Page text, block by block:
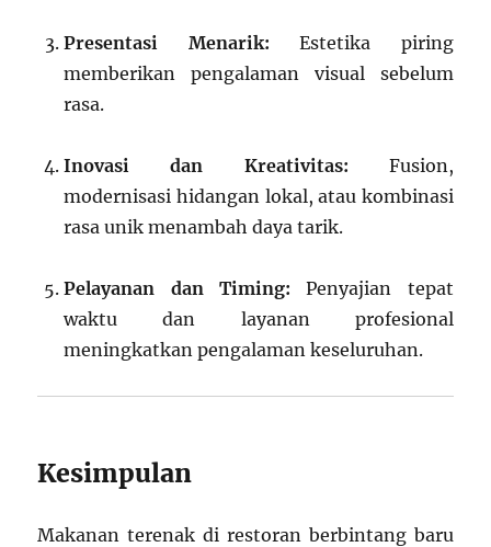
Presentasi Menarik: Estetika piring
memberikan pengalaman visual sebelum
rasa.
Inovasi dan Kreativitas: Fusion,
modernisasi hidangan lokal, atau kombinasi
rasa unik menambah daya tarik.
Pelayanan dan Timing: Penyajian tepat
waktu dan layanan profesional
meningkatkan pengalaman keseluruhan.
Kesimpulan
Makanan terenak di restoran berbintang baru